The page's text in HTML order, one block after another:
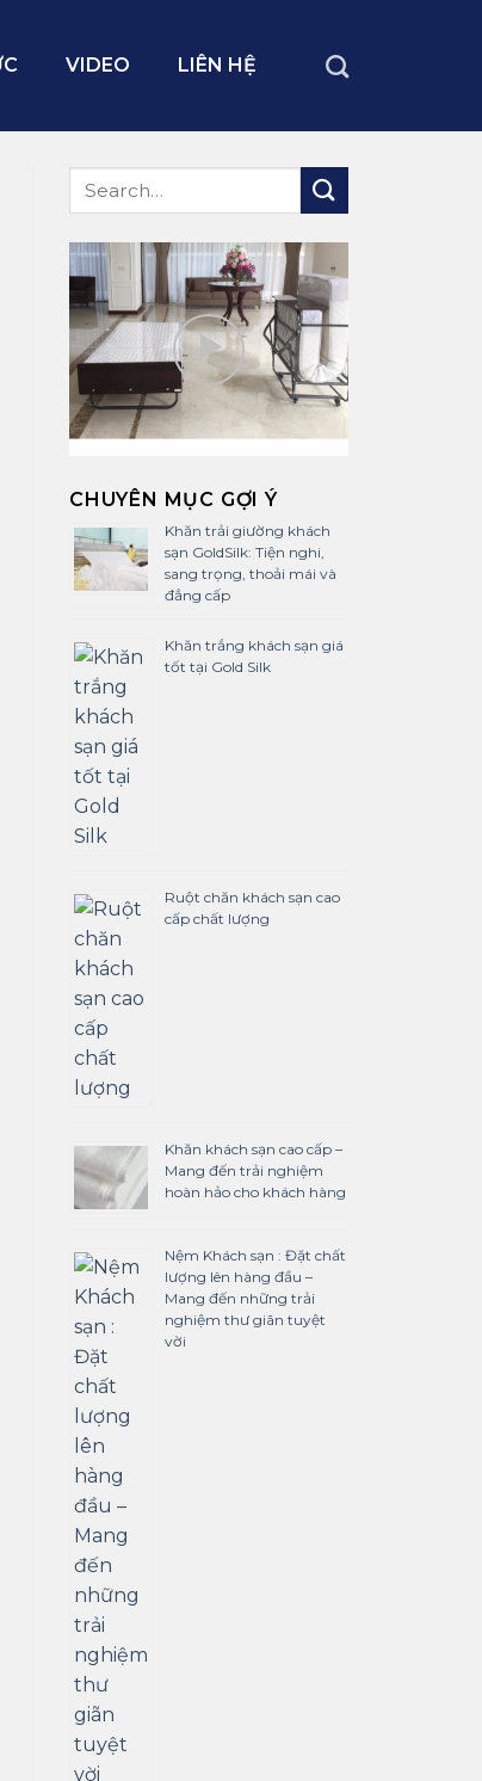
VIDEO LIÊN HỆ
CHUYÊN MỤC GỢI Ý
Khăn trải giường khách
sạn GoldSilk: Tiện nghi,
sang trọng, thoải mái và
đẳng cấp
Khăn trắng khách sạn giá
tốt tại Gold Silk
Ruột chăn khách sạn cao
cấp chất lượng
Khăn khách sạn cao cấp –
Mang đến trải nghiệm
hoàn hảo cho khách hàng
Nệm Khách sạn : Đặt chất
lượng lên hàng đầu –
Mang đến những trải
nghiệm thư giãn tuyệt
vời